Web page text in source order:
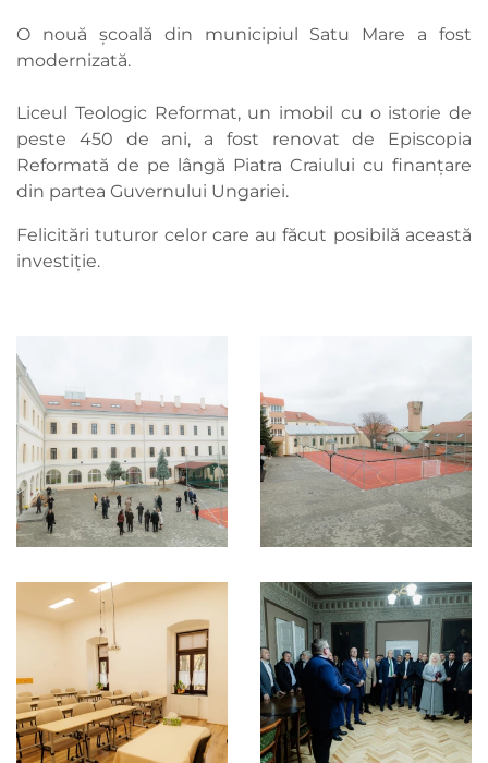
O nouă școală din municipiul Satu Mare a fost
modernizată.
Liceul Teologic Reformat, un imobil cu o istorie de
peste 450 de ani, a fost renovat de Episcopia
Reformată de pe lângă Piatra Craiului cu finanțare
din partea Guvernului Ungariei.
Felicitări tuturor celor care au făcut posibilă această
investiție.